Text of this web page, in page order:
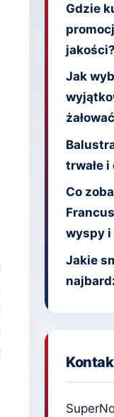
Gdzie
jakości?
Jak
trwałe
Co
wyspy
Jakie